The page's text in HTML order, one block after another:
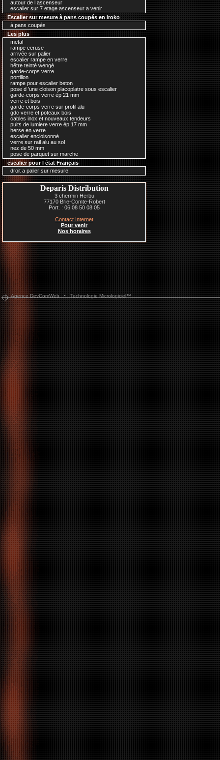
autour de l ascenseur
escalier sur 7 etage ascenseur a venir
Escalier sur mesure à pans coupés en iroko
à pans coupés
Les plus
metal
rampe ceruse
arrivée sur palier
escalier rampe en verre
hêtre teinté wengé
garde-corps verre
portillon
rampe pour escalier beton
pose d 'une cloison placoplatre sous escalier
garde-corps verre ép 21 mm
verre et bois
garde-corps verre sur profil alu
gdc verre et poteaux bois
cables inox et nouveaux tendeurs
puits de lumiere verre ép 17 mm
herse en verre
escalier encloisonné
verre sur rail alu au sol
nez de 50 mm
pose de parquet sur marche
escalier pour l état Français
droit a palier sur mesure
Deparis Distribution
3 chermin Herbu
77170 Brie-Comte-Robert
Port. : 06 08 50 08 05
Contact Internet
Pour venir
Nos horaires
Agence DevComWeb-Technologie Micrologiciel™